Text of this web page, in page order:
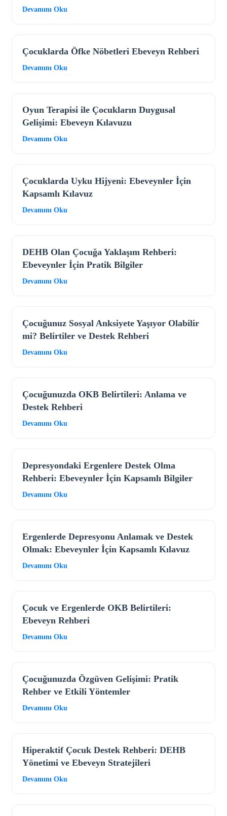
Devamını Oku
Çocuklarda Öfke Nöbetleri Ebeveyn Rehberi
Devamını Oku
Oyun Terapisi ile Çocukların Duygusal
Gelişimi: Ebeveyn Kılavuzu
Devamını Oku
Çocuklarda Uyku Hijyeni: Ebeveynler İçin
Kapsamlı Kılavuz
Devamını Oku
DEHB Olan Çocuğa Yaklaşım Rehberi:
Ebeveynler İçin Pratik Bilgiler
Devamını Oku
Çocuğunuz Sosyal Anksiyete Yaşıyor Olabilir
mi? Belirtiler ve Destek Rehberi
Devamını Oku
Çocuğunuzda OKB Belirtileri: Anlama ve
Destek Rehberi
Devamını Oku
Depresyondaki Ergenlere Destek Olma
Rehberi: Ebeveynler İçin Kapsamlı Bilgiler
Devamını Oku
Ergenlerde Depresyonu Anlamak ve Destek
Olmak: Ebeveynler İçin Kapsamlı Kılavuz
Devamını Oku
Çocuk ve Ergenlerde OKB Belirtileri:
Ebeveyn Rehberi
Devamını Oku
Çocuğunuzda Özgüven Gelişimi: Pratik
Rehber ve Etkili Yöntemler
Devamını Oku
Hiperaktif Çocuk Destek Rehberi: DEHB
Yönetimi ve Ebeveyn Stratejileri
Devamını Oku